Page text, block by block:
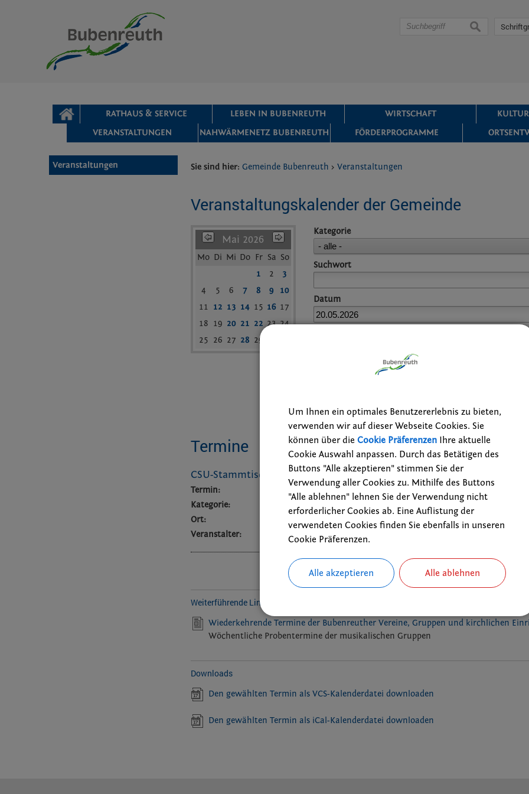
suchen
STARTSEITE RATHAUS & SERVICE LEBEN IN BUBENREUTH WIRTSCHAFT
VERANSTALTUNGEN
NAHWÄRMENETZ BUBENREUTH FÖRDERPROGRAMME
Veranstaltungen Sie sind hier: Gemeinde Bubenreuth >Veranstaltungen
Veranstaltungskalender der Gemeinde
Mai 2026
Mo Di Mi Do Fr Sa So
1
2
3
4
5 6 7 8 9
10
11 12 13 14 15 16 17
18 19 20 21 22 23 24
25 26 27 28 29
Kategorie
Suchwort
Datum
Termine
CSU-Stammtisch
Termin:
20.05.2026 19:00 Uhr
Kategorie:
Parteien
Ort:
Boulderhalle Blockhelden, Kurt-Albert-Straße 1
Veranstalter:
CSU Ortsverband Bubenreuth
Weiterführende Links
Wiederkehrende Termine der Bubenreuther Vereine, Gruppen und kirchlichen
Wöchentliche Probentermine der musikalischen Gruppen
Downloads
Den gewählten Termin als VCS-Kalenderdatei downloaden
Den gewählten Termin als iCal-Kalenderdatei downloaden
Um Ihnen ein optimales Benutzererlebnis zu bieten,
verwenden wir auf dieser Webseite Cookies. Sie
können über die Cookie PräferenzenIhre aktuelle
Cookie Auswahl anpassen. Durch das Betätigen des
Buttons "Alle akzeptieren" stimmen Sie der
Verwendung aller Cookies zu. Mithilfe des Buttons
"Alle ablehnen" lehnen Sie der Verwendung nicht
erforderlicher Cookies ab. Eine Auflistung der
verwendeten Cookies finden Sie ebenfalls in unseren
Cookie Präferenzen.
Alle akzeptieren Alle ablehnen